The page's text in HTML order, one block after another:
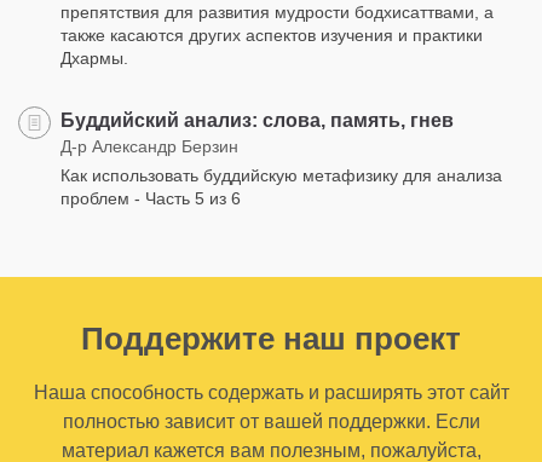
препятствия для развития мудрости бодхисаттвами, а
также касаются других аспектов изучения и практики
Дхармы.
Буддийский анализ: слова, память, гнев
Д-р Александр Берзин
Как использовать буддийскую метафизику для анализа
проблем - Часть 5 из 6
Поддержите наш проект
Наша способность содержать и расширять этот сайт
полностью зависит от вашей поддержки. Если
материал кажется вам полезным, пожалуйста,